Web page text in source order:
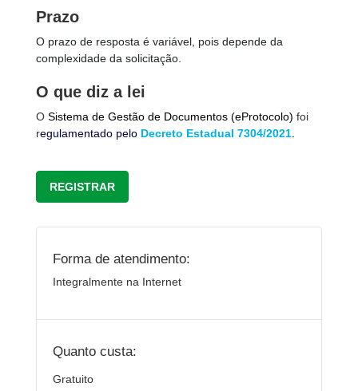
Prazo
O prazo de resposta é variável, pois depende da
complexidade da solicitação.
O que diz a lei
O Sistema de Gestão de Documentos (eProtocolo) foi
regulamentado pelo Decreto Estadual 7304/2021
REGISTRAR
Forma de atendimento:
Integralmente na Internet
Quanto custa:
Gratuito